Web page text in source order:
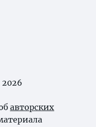
авторских